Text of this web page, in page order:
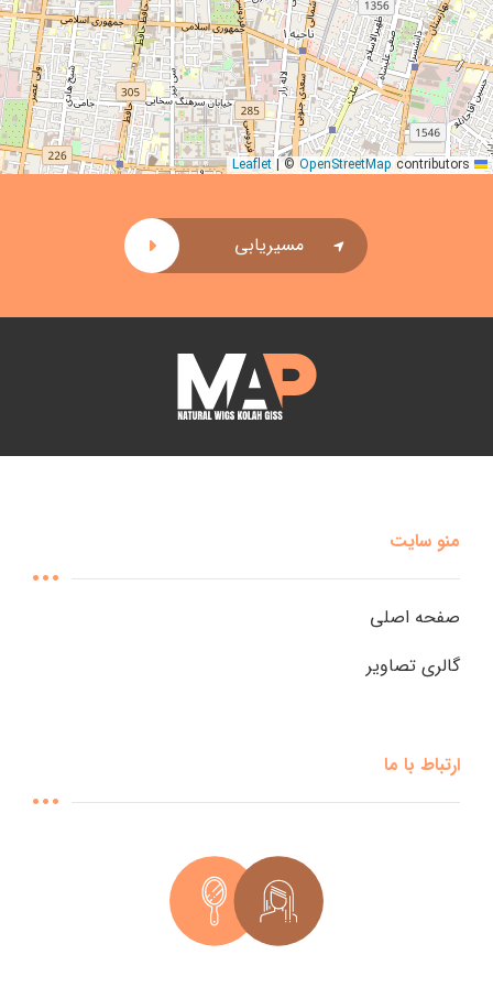
منو سایت
صفحه اصلی
گالری تصاویر
ارتباط با ما
|© OpenStreetMapcontributors
مسیریابی